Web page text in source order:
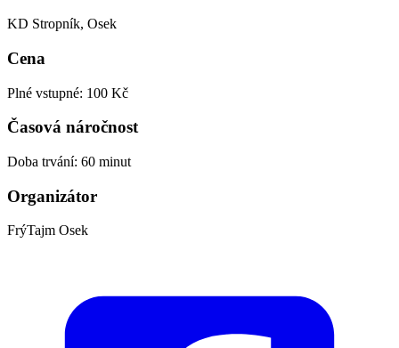
KD Stropník, Osek
Cena
Plné vstupné: 100 Kč
Časová náročnost
Doba trvání: 60 minut
Organizátor
FrýTajm Osek